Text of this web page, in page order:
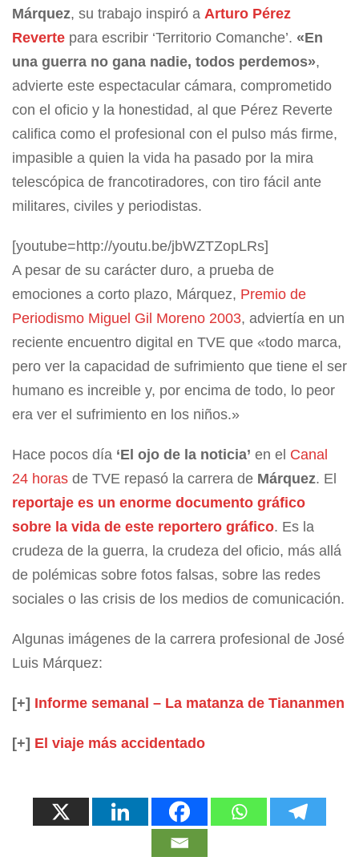
Márquez, su trabajo inspiró a Arturo Pérez
Reverte para escribir ‘Territorio Comanche’. «En
una guerra no gana nadie, todos perdemos»,
advierte este espectacular cámara, comprometido
con el oficio y la honestidad, al que Pérez Reverte
califica como el profesional con el pulso más firme,
impasible a quien la vida ha pasado por la mira
telescópica de francotiradores, con tiro fácil ante
militares, civiles y periodistas.
[youtube=http://youtu.be/jbWZTZopLRs]
A pesar de su carácter duro, a prueba de
emociones a corto plazo, Márquez, Premio de
Periodismo Miguel Gil Moreno 2003, adviertía en un
reciente encuentro digital en TVE que «todo marca,
pero ver la capacidad de sufrimiento que tiene el ser
humano es increible y, por encima de todo, lo peor
era ver el sufrimiento en los niños.»
Hace pocos día ‘El ojo de la noticia’ en el Canal
24 horas de TVE repasó la carrera de Márquez. El
reportaje es un enorme documento gráfico
sobre la vida de este reportero gráfico. Es la
crudeza de la guerra, la crudeza del oficio, más allá
de polémicas sobre fotos falsas, sobre las redes
sociales o las crisis de los medios de comunicación.
Algunas imágenes de la carrera profesional de José
Luis Márquez:
[+] Informe semanal – La matanza de Tiananmen
[+] El viaje más accidentado